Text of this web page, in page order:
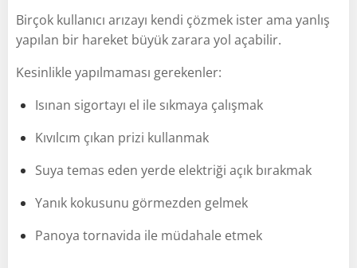
Birçok kullanıcı arızayı kendi çözmek ister ama yanlış
yapılan bir hareket büyük zarara yol açabilir.
Kesinlikle yapılmaması gerekenler:
Isınan sigortayı el ile sıkmaya çalışmak
Kıvılcım çıkan prizi kullanmak
Suya temas eden yerde elektriği açık bırakmak
Yanık kokusunu görmezden gelmek
Panoya tornavida ile müdahale etmek